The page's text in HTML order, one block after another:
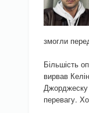
змогли
Більшість
вирвав
Джорджеску
перевагу.